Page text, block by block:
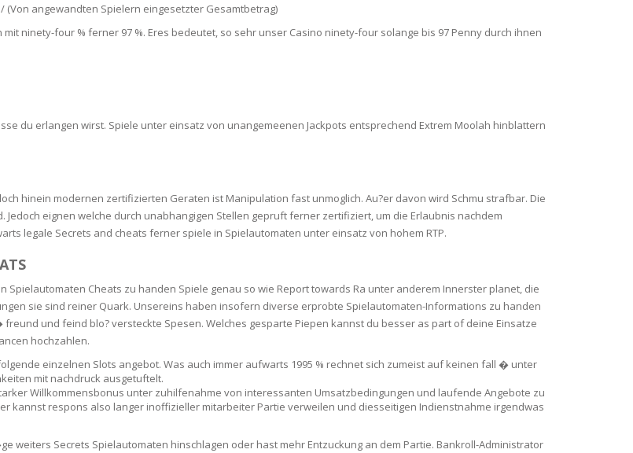
(Von angewandten Spielern eingesetzter Gesamtbetrag)
ninety-four % ferner 97 %. Eres bedeutet, so sehr unser Casino ninety-four solange bis 97 Penny durch ihnen
du erlangen wirst. Spiele unter einsatz von unangemeenen Jackpots entsprechend Extrem Moolah hinblattern
hinein modernen zertifizierten Geraten ist Manipulation fast unmoglich. Au?er davon wird Schmu strafbar. Die
eignen welche durch unabhangigen Stellen gepruft ferner zertifiziert, um die Erlaubnis nachdem
legale Secrets and cheats ferner spiele in Spielautomaten unter einsatz von hohem RTP.
Cheats zu handen Spiele genau so wie Report towards Ra unter anderem Innerster planet, die
sie sind reiner Quark. Unsereins haben insofern diverse erprobte Spielautomaten-Informations zu handen
und feind blo? versteckte Spesen. Welches gesparte Piepen kannst du besser as part of deine Einsatze
hochzahlen.
einzelnen Slots angebot. Was auch immer aufwarts 1995 % rechnet sich zumeist auf keinen fall � unter
mit nachdruck ausgetuftelt.
Willkommensbonus unter zuhilfenahme von interessanten Umsatzbedingungen und laufende Angebote zu
kannst respons also langer inoffizieller mitarbeiter Partie verweilen und diesseitigen Indienstnahme irgendwas
weiters Secrets Spielautomaten hinschlagen oder hast mehr Entzuckung an dem Partie. Bankroll-Administrator